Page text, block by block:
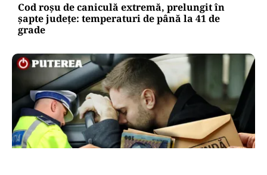
Cod roșu de caniculă extremă, prelungit în
șapte județe: temperaturi de până la 41 de
grade